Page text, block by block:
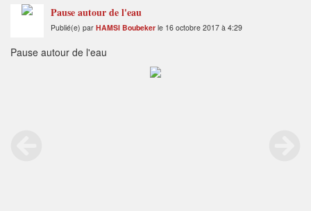
Pause autour de l'eau
Publié(e) par HAMSI Boubeker le 16 octobre 2017 à 4:29
Pause autour de l'eau